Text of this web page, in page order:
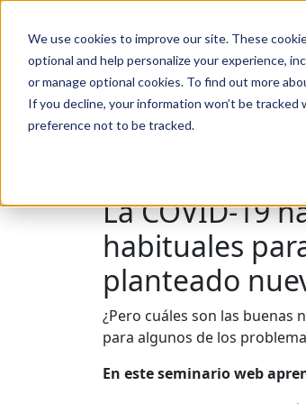
We use cookies to improve our site. These
optional and help personalize your experience,
or manage optional cookies. To find out more
If you decline, your information won’t be
preference not to be tracked.
Buscar en
Buscar en
La COVID-19
habituales
planteado
¿Pero cuáles son las buenas
para algunos de los
En este seminario web